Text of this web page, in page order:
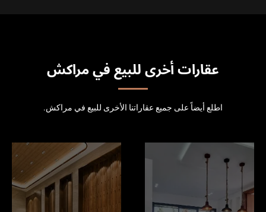
عقارات أخرى للبيع في مراكش
اطلع أيضاً على جميع عقاراتنا الأخرى للبيع في مراكش.